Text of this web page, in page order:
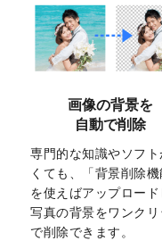
2025/6/9
「背景
2025/4/3
DMの
た。
を追加
マス
を追
2025/1/15
配置で
（pdf
2024/12/24
2025
画像の背景を
自動で削除
専門的な知識やソフト
くても、「背景削除機
を使えばアップロード
写真の背景をワンクリ
で削除できます。